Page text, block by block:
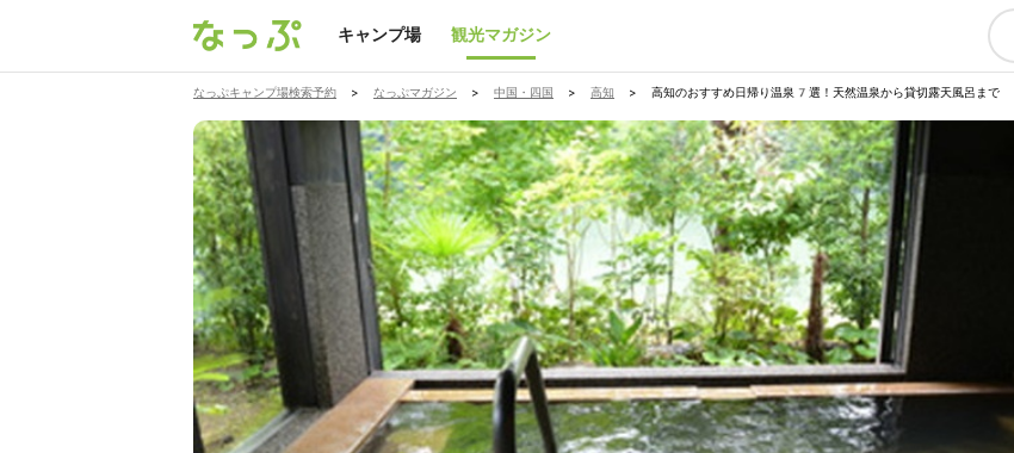
キャンプ場 観光マガジン
なっぷキャンプ場検索予約 > なっぷマガジン > 中国・四国 > 高知 > 高知のおすすめ日帰り温泉7選！天然温泉から貸切露天風呂まで